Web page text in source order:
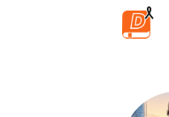
ข้ามไปยังเนื้อหาหลัก